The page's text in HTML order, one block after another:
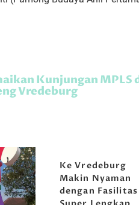
Kunjungan MPLS
Vredeburg
Ke Vredeburg
Makin Nyaman
dengan Fasilitas